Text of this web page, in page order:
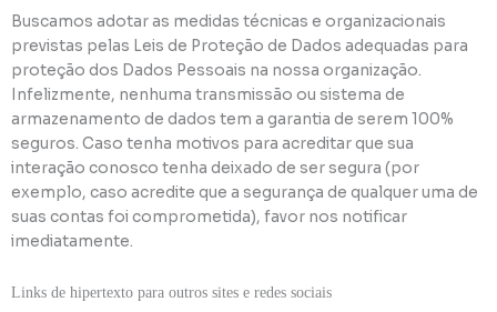
Buscamos adotar as medidas técnicas e organizacionais
previstas pelas Leis de Proteção de Dados adequadas para
proteção dos Dados Pessoais na nossa organização.
Infelizmente, nenhuma transmissão ou sistema de
armazenamento de dados tem a garantia de serem 100%
seguros. Caso tenha motivos para acreditar que sua
interação conosco tenha deixado de ser segura (por
exemplo, caso acredite que a segurança de qualquer uma de
suas contas foi comprometida), favor nos notificar
imediatamente.
Links de hipertexto para outros sites e redes sociais